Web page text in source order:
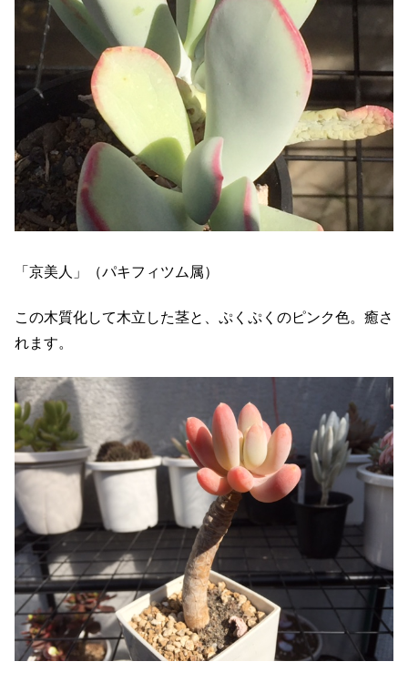
「京美人」（パキフィツム属）
この木質化して木立した茎と、ぷくぷくのピンク色。癒さ
れます。